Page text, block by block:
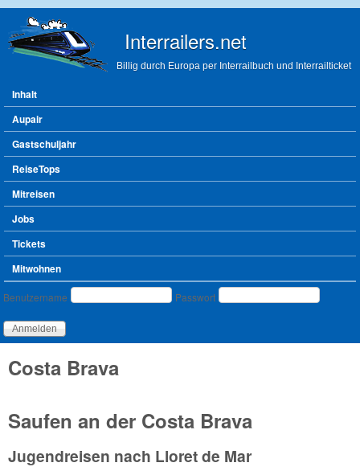
Interrailers.net
Billig durch Europa per Interrailbuch und Interrailticket
Hauptmenü
Inhalt
Aupair
Gastschuljahr
ReiseTops
Mitreisen
Jobs
Tickets
Mitwohnen
Benutzeranmeldung
Benutzername Passwort
Costa Brava
Saufen an der Costa Brava
Jugendreisen nach Lloret de Mar